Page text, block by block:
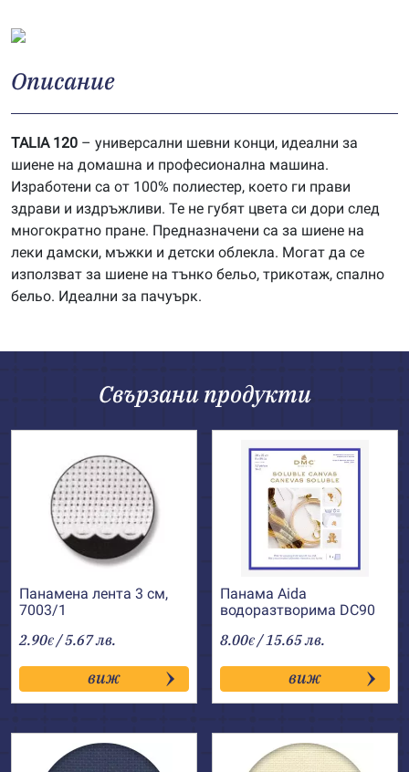
Описание
TALIA 120 – универсални шевни конци, идеални за
шиене на домашна и професионална машина.
Изработени са от 100% полиестер, което ги прави
здрави и издръжливи. Те не губят цвета си дори след
многократно пране. Предназначени са за шиене на
леки дамски, мъжки и детски облекла. Могат да се
използват за шиене на тънко бельо, трикотаж, спално
бельо. Идеални за пачуърк.
Свързани продукти
Панамена лента 3 см,
7003/1
2.90€ / 5.67 лв.
виж
Панама Aida
водоразтворима DC90
8.00€ / 15.65 лв.
виж